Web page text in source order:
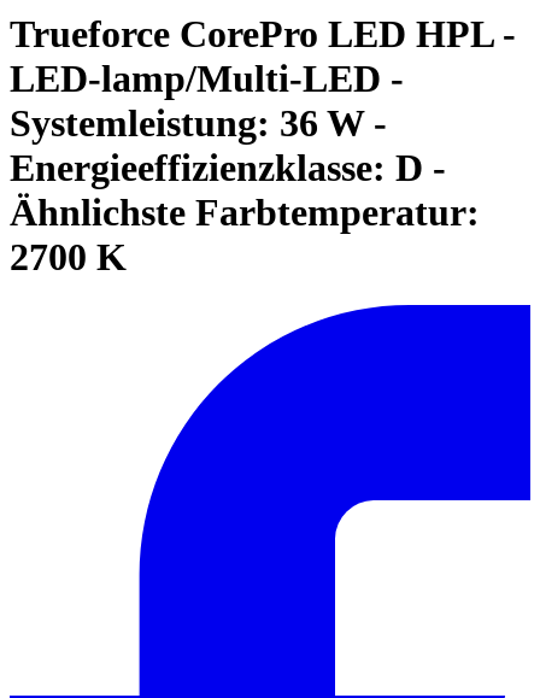
Trueforce CorePro LED HPL -
LED-lamp/Multi-LED -
Systemleistung: 36 W -
Energieeffizienzklasse: D -
Ähnlichste Farbtemperatur:
2700 K